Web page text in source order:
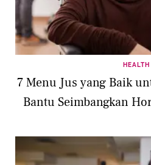
HEALTH
7 Menu Jus yang Baik
Bantu Seimbangkan